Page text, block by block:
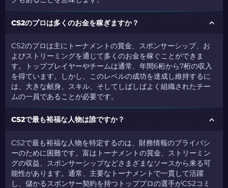
CS2のプロは多くのお金を稼ぎますか？
CS2のプロは主にトーナメントの賞金、スポンサーシップ、お
よびストリーミングを通じて多くのお金を稼ぐことができま
す。トッププレイヤーやチームは通常、年間6桁から7桁の収入
を得ています。しかし、このレベルの成功を達成し維持するに
は、大きな献身、スキル、そしてしばしばよく組織されたチー
ムの一員であることが必要です。
CS2で最も裕福な人物は誰ですか？
CS2で最も裕福な人物を特定するのは、財務情報のプライバシ
ーのために困難です。富はトーナメントの賞金、ストリーミン
グの収益、スポンサーシップなどさまざまなソースから来る可
能性があります。通常、主要なトーナメントで一貫して活躍
し、儲かるスポンサー契約を持つトッププロの選手がCS2コミ